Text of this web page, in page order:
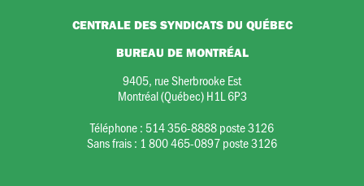
CENTRALE DES SYNDICATS DU QUÉBEC
BUREAU DE MONTRÉAL
9405, rue Sherbrooke Est
Montréal (Québec) H1L 6P3
Téléphone : 514 356-8888 poste 3126
Sans frais : 1 800 465-0897 poste 3126